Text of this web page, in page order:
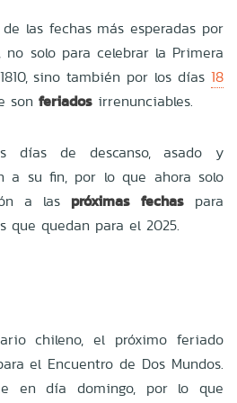
las fechas más esperadas por
no solo para celebrar la Primera
sino también por los días 18
son feriados irrenunciables.
días de descanso, asado y
a su fin, por lo que ahora solo
a las próximas fechas para
que quedan para el 2025.
chileno, el próximo feriado
el Encuentro de Dos Mundos.
en día domingo, por lo que